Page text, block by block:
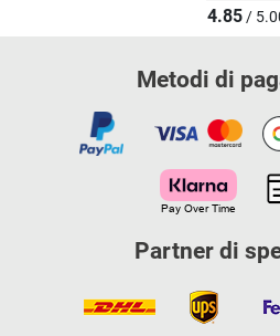
4.85/
Metodi di
Partner di